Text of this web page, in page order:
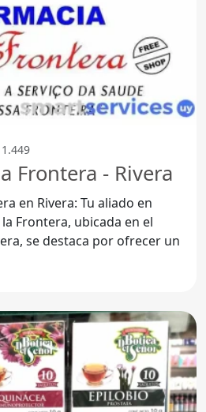
Frontera - Rivera
en Rivera: Tu aliado en
se destaca por ofrecer un